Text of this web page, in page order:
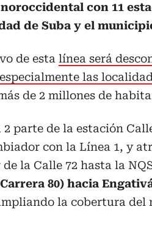
con 11
de Suba y el
de esta línea será
las
de 2 millones de
2 parte de la estación
con la Línea 1, y
la Calle 72 hasta la
80) hacia
la cobertura del